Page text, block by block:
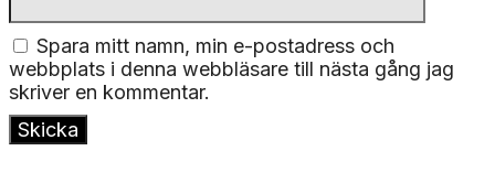
Spara mitt namn, min e-postadress och
webbplats i denna webbläsare till nästa gång jag
skriver en kommentar.